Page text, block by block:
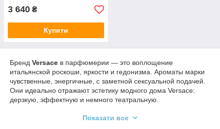
3 640 ₴
Купити
Бренд Versace в парфюмерии — это воплощение
итальянской роскоши, яркости и гедонизма. Ароматы марки
чувственные, энергичные, с заметной сексуальной подачей.
Они идеально отражают эстетику модного дома Versace:
дерзкую, эффектную и немного театральную.
💠 Парфюмерное направление Versace
Показати все